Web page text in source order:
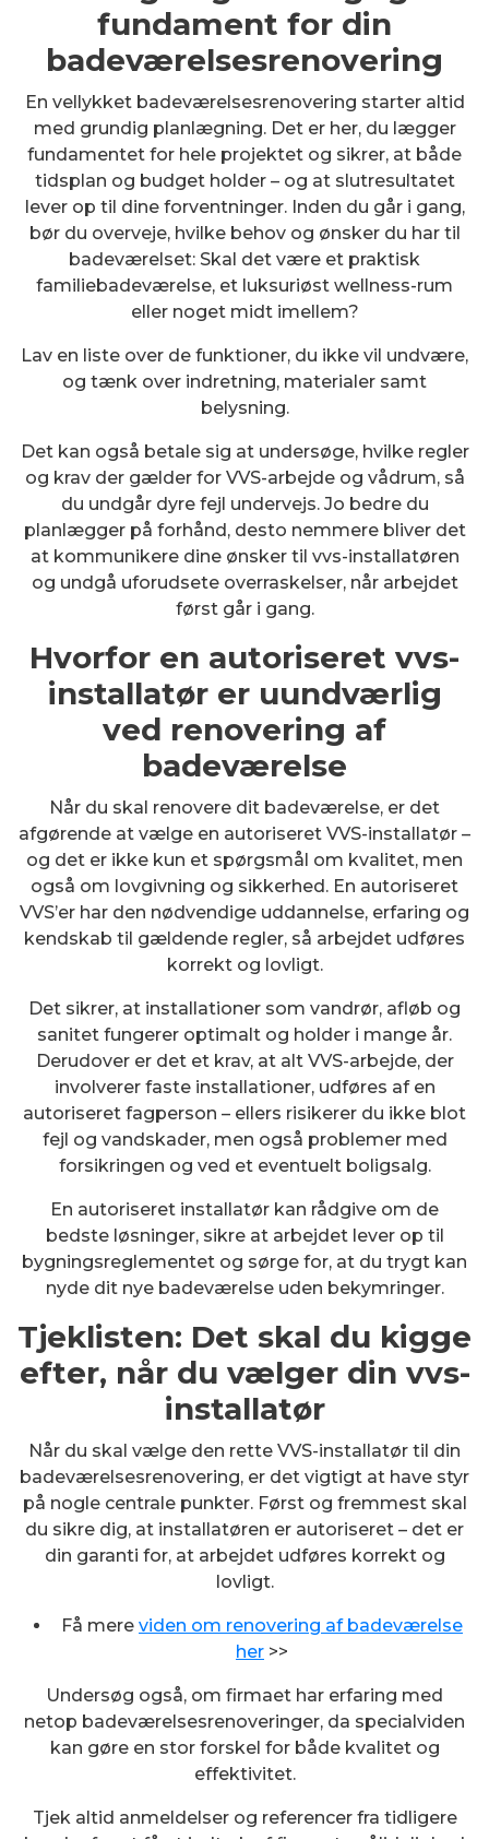
fundament for din
badeværelsesrenovering
En vellykket badeværelsesrenovering starter altid
med grundig planlægning. Det er her, du lægger
fundamentet for hele projektet og sikrer, at både
tidsplan og budget holder – og at slutresultatet
lever op til dine forventninger. Inden du går i gang,
bør du overveje, hvilke behov og ønsker du har til
badeværelset: Skal det være et praktisk
familiebadeværelse, et luksuriøst wellness-rum
eller noget midt imellem?
Lav en liste over de funktioner, du ikke vil undvære,
og tænk over indretning, materialer samt
belysning.
Det kan også betale sig at undersøge, hvilke regler
og krav der gælder for VVS-arbejde og vådrum, så
du undgår dyre fejl undervejs. Jo bedre du
planlægger på forhånd, desto nemmere bliver det
at kommunikere dine ønsker til vvs-installatøren
og undgå uforudsete overraskelser, når arbejdet
først går i gang.
Hvorfor en autoriseret vvs-
installatør er uundværlig
ved renovering af
badeværelse
Når du skal renovere dit badeværelse, er det
afgørende at vælge en autoriseret VVS-installatør –
og det er ikke kun et spørgsmål om kvalitet, men
også om lovgivning og sikkerhed. En autoriseret
VVS’er har den nødvendige uddannelse, erfaring og
kendskab til gældende regler, så arbejdet udføres
korrekt og lovligt.
Det sikrer, at installationer som vandrør, afløb og
sanitet fungerer optimalt og holder i mange år.
Derudover er det et krav, at alt VVS-arbejde, der
involverer faste installationer, udføres af en
autoriseret fagperson – ellers risikerer du ikke blot
fejl og vandskader, men også problemer med
forsikringen og ved et eventuelt boligsalg.
En autoriseret installatør kan rådgive om de
bedste løsninger, sikre at arbejdet lever op til
bygningsreglementet og sørge for, at du trygt kan
nyde dit nye badeværelse uden bekymringer.
Tjeklisten: Det skal du kigge
efter, når du vælger din vvs-
installatør
Når du skal vælge den rette VVS-installatør til din
badeværelsesrenovering, er det vigtigt at have styr
på nogle centrale punkter. Først og fremmest skal
du sikre dig, at installatøren er autoriseret – det er
din garanti for, at arbejdet udføres korrekt og
lovligt.
Få mere viden om renovering af badeværelse
her >>
Undersøg også, om firmaet har erfaring med
netop badeværelsesrenoveringer, da specialviden
kan gøre en stor forskel for både kvalitet og
effektivitet.
Tjek altid anmeldelser og referencer fra tidligere